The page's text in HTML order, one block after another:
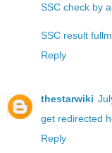
SSC check by
SSC result
Reply
thestarwiki
get redirected
Reply